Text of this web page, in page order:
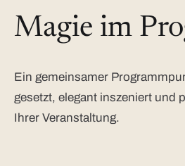
Magie im
Ein gemeinsamer
gesetzt, elegant inszeniert und
Ihrer Veranstaltung.